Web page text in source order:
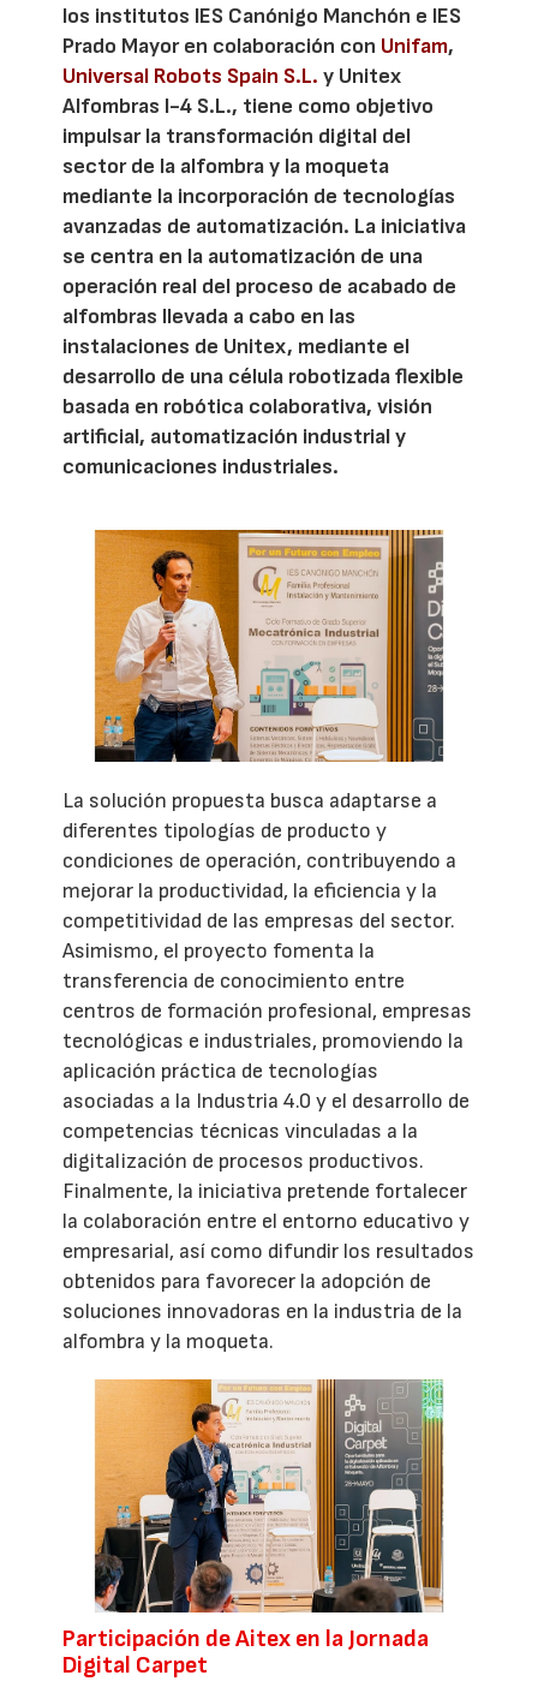
los institutos IES Canónigo Manchón e IES
Prado Mayor en colaboración con Unifam,
Universal Robots Spain S.L. y Unitex
Alfombras I-4 S.L., tiene como objetivo
impulsar la transformación digital del
sector de la alfombra y la moqueta
mediante la incorporación de tecnologías
avanzadas de automatización. La iniciativa
se centra en la automatización de una
operación real del proceso de acabado de
alfombras llevada a cabo en las
instalaciones de Unitex, mediante el
desarrollo de una célula robotizada flexible
basada en robótica colaborativa, visión
artificial, automatización industrial y
comunicaciones industriales.
La solución propuesta busca adaptarse a
diferentes tipologías de producto y
condiciones de operación, contribuyendo a
mejorar la productividad, la eficiencia y la
competitividad de las empresas del sector.
Asimismo, el proyecto fomenta la
transferencia de conocimiento entre
centros de formación profesional, empresas
tecnológicas e industriales, promoviendo la
aplicación práctica de tecnologías
asociadas a la Industria 4.0 y el desarrollo de
competencias técnicas vinculadas a la
digitalización de procesos productivos.
Finalmente, la iniciativa pretende fortalecer
la colaboración entre el entorno educativo y
empresarial, así como difundir los resultados
obtenidos para favorecer la adopción de
soluciones innovadoras en la industria de la
alfombra y la moqueta.
Participación de Aitex en la Jornada
Digital Carpet